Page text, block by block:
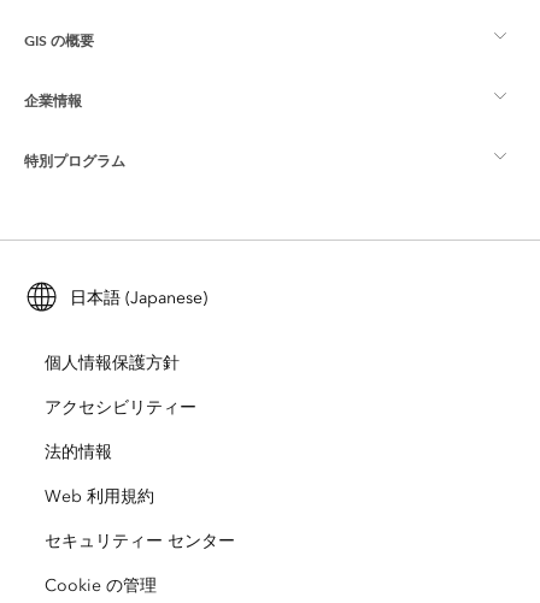
マッピング
Esri ストア
Esri Community
ArcGIS ブログ
Esri Young Professionals Network
GIS の概要
GIS とは
ロケーション インテリジェンス
トレーニング
ArcUser
ArcNews
ArcWatch
Esri ビデオ
企業情報
Esri について
採用情報
オープンビジョン
企業行動規範
特別プログラム
ArcGIS for Student Use
自然保護
教育機関
日本語 (Japanese)
個人情報保護方針
アクセシビリティー
法的情報
Web 利用規約
セキュリティー センター
Cookie の管理